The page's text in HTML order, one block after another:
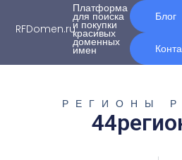
RFDomen.ru
Платформа
для поиска
и покупки
красивых
доменных
имен
Блог
РЕГИОНЫ